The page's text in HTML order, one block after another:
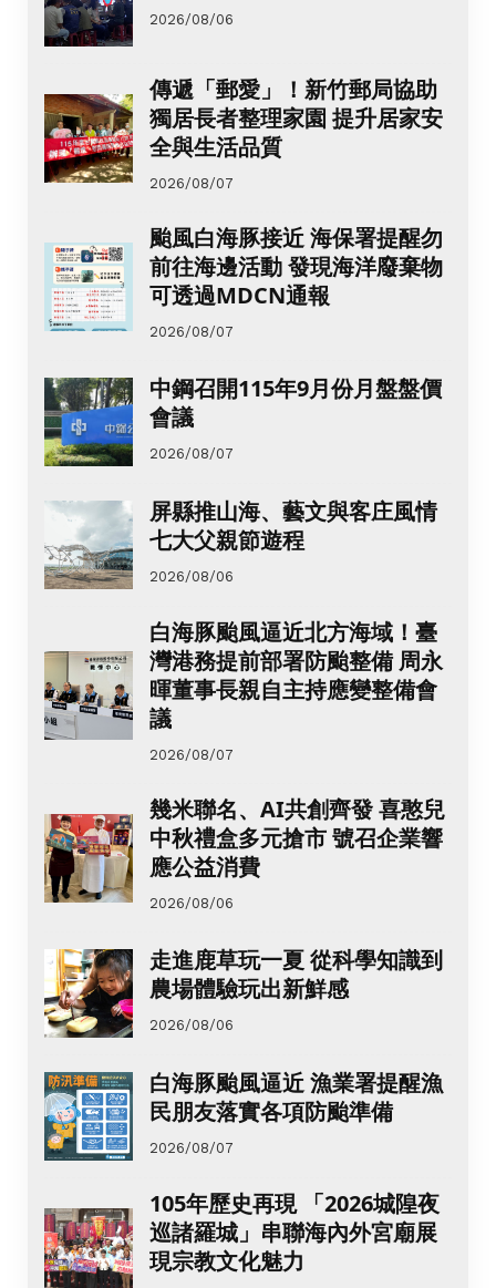
2026/08/06
傳遞「郵愛」！新竹郵局協助
獨居長者整理家園 提升居家安
全與生活品質
2026/08/07
颱風白海豚接近 海保署提醒勿
前往海邊活動 發現海洋廢棄物
可透過MDCN通報
2026/08/07
中鋼召開115年9月份月盤盤價
會議
2026/08/07
屏縣推山海、藝文與客庄風情
七大父親節遊程
2026/08/06
白海豚颱風逼近北方海域！臺
灣港務提前部署防颱整備 周永
暉董事長親自主持應變整備會
議
2026/08/07
幾米聯名、AI共創齊發 喜憨兒
中秋禮盒多元搶市 號召企業響
應公益消費
2026/08/06
走進鹿草玩一夏 從科學知識到
農場體驗玩出新鮮感
2026/08/06
白海豚颱風逼近 漁業署提醒漁
民朋友落實各項防颱準備
2026/08/07
105年歷史再現 「2026城隍夜
巡諸羅城」串聯海內外宮廟展
現宗教文化魅力